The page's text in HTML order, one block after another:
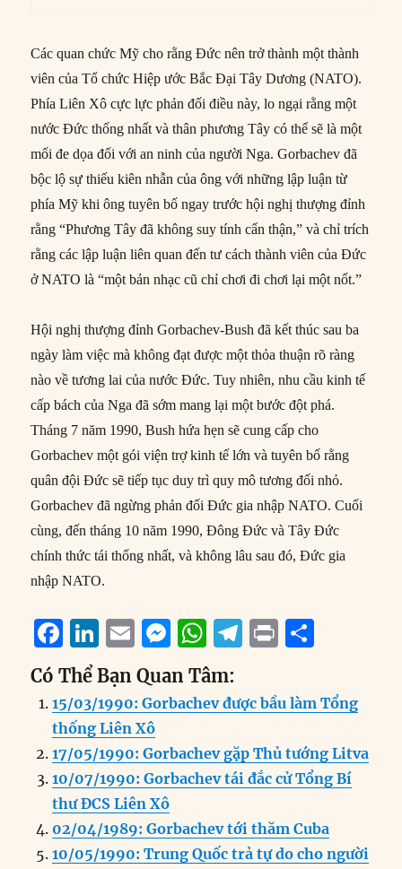
Các quan chức Mỹ cho rằng Đức nên trở thành một thành
viên của Tổ chức Hiệp ước Bắc Đại Tây Dương (NATO).
Phía Liên Xô cực lực phản đối điều này, lo ngại rằng một
nước Đức thống nhất và thân phương Tây có thể sẽ là một
mối đe dọa đối với an ninh của người Nga. Gorbachev đã
bộc lộ sự thiếu kiên nhẫn của ông với những lập luận từ
phía Mỹ khi ông tuyên bố ngay trước hội nghị thượng đỉnh
rằng “Phương Tây đã không suy tính cẩn thận,” và chỉ trích
rằng các lập luận liên quan đến tư cách thành viên của Đức
ở NATO là “một bản nhạc cũ chỉ chơi đi chơi lại một nốt.”
Hội nghị thượng đỉnh Gorbachev-Bush đã kết thúc sau ba
ngày làm việc mà không đạt được một thỏa thuận rõ ràng
nào về tương lai của nước Đức. Tuy nhiên, nhu cầu kinh tế
cấp bách của Nga đã sớm mang lại một bước đột phá.
Tháng 7 năm 1990, Bush hứa hẹn sẽ cung cấp cho
Gorbachev một gói viện trợ kinh tế lớn và tuyên bố rằng
quân đội Đức sẽ tiếp tục duy trì quy mô tương đối nhỏ.
Gorbachev đã ngừng phản đối Đức gia nhập NATO. Cuối
cùng, đến tháng 10 năm 1990, Đông Đức và Tây Đức
chính thức tái thống nhất, và không lâu sau đó, Đức gia
nhập NATO.
F
a
c
e
b
o
o
k
Li
n
k
e
d
I
n
E
m
ai
l
M
ss
e
n
g
W
h
at
s
A
p
T
e
g
r
a
P
n
t
a
re
Có Thể Bạn Quan Tâm:
15/03/1990: Gorbachev được bầu làm Tổng
thống Liên Xô
17/05/1990: Gorbachev gặp Thủ tướng Litva
10/07/1990: Gorbachev tái đắc cử Tổng Bí
thư ĐCS Liên Xô
02/04/1989: Gorbachev tới thăm Cuba
10/05/1990: Trung Quốc trả tự do cho người